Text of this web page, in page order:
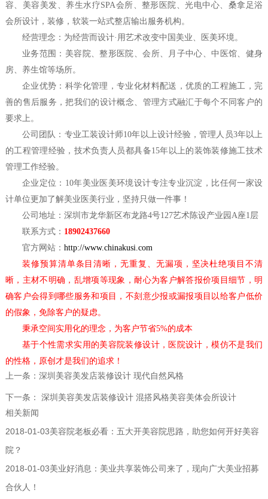
容、美容美发、养生水疗SPA会所、整形医院、光电中心、桑拿足浴
会所设计，装修，软装一站式整店输出服务机构。
经营理念：为经营而设计·用艺术改变中国美业、医美环境。
业务范围：美容院、整形医院、会所、月子中心、中医馆、健身
房、养生馆等场所。
企业优势：科学化管理，专业化材料配送，优质的工程施工，完
善的售后服务，把我们的设计概念、管理方式融汇于每个不同客户的
要求上。
公司团队：专业工装设计师10年以上设计经验，管理人员3年以上
的工程管理经验，技术负责人员都具备15年以上的装饰装修施工技术
管理工作经验。
企业定位： 10年美业医美环境设计专注专业沉淀，比任何一家设
计单位更加了解美业医美行业，坚持只做一件事！
公司地址：深圳市龙华新区布龙路4号127艺术陈设产业园A座1层
联系方式： 18902437660
官方网站： http://www.chinakusi.com
装修预算清单条目清晰，无重复、无漏项，坚决杜绝项目不清
晰，主材不明确，乱增项等现象，耐心为客户解答报价项目细节，明
确客户会得到哪些服务和项目，不刻意少报或漏报项目以给客户低价
的假象，免除客户的疑虑。
秉承空间实用化的理念，为客户节省5%的成本
基于个性需求实用的美容院装修设计，医院设计，模仿不是我们
的性格，原创才是我们的追求！
上一条： 深圳美容美发店装修设计 现代自然风格
下一条： 深圳美容美发店装修设计 混搭风格美容美体会所设计
相关新闻
2018-01-03美容院老板必看：五大开美容院思路，助您如何开好美容
院？
2018-01-03美业好消息：美业共享装饰公司来了，现向广大美业招募
合伙人！